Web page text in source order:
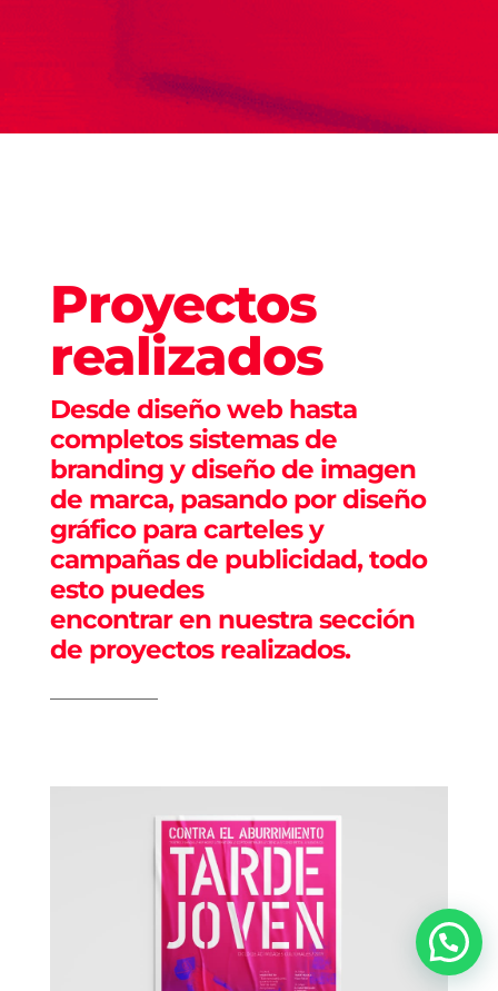
Proyectos
realizados
Desde diseño web hasta
completos sistemas de
branding y diseño de imagen
de marca, pasando por diseño
gráfico para carteles y
campañas de publicidad, todo
esto puedes
encontrar en nuestra sección
de proyectos realizados.